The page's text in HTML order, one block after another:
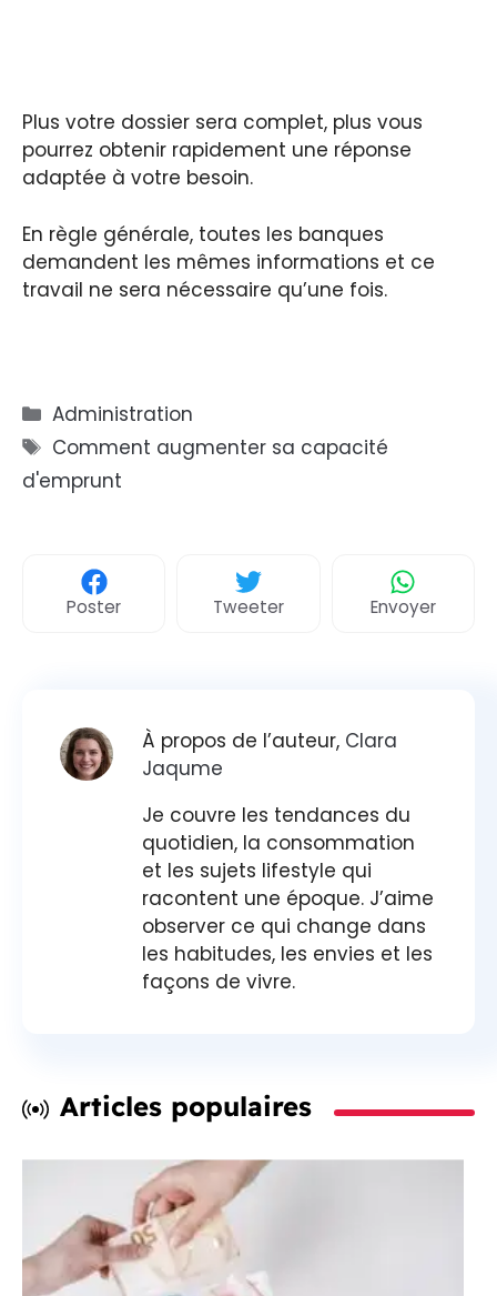
Plus votre dossier sera complet, plus vous
pourrez obtenir rapidement une réponse
adaptée à votre besoin.
En règle générale, toutes les banques
demandent les mêmes informations et ce
travail ne sera nécessaire qu’une fois.
Catégories
Administration
Étiquettes
Comment augmenter sa capacité
d'emprunt
Poster Tweeter Envoyer
À propos de l’auteur, Clara
Jaqume
Je couvre les tendances du
quotidien, la consommation
et les sujets lifestyle qui
racontent une époque. J’aime
observer ce qui change dans
les habitudes, les envies et les
façons de vivre.
Articles populaires